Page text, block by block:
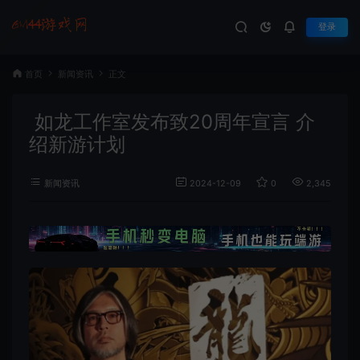
登录
首页 新闻资讯 正文
如龙工作室发布致20周年宣言 介
绍新游计划
新闻资讯 2024-12-09 0 2,345